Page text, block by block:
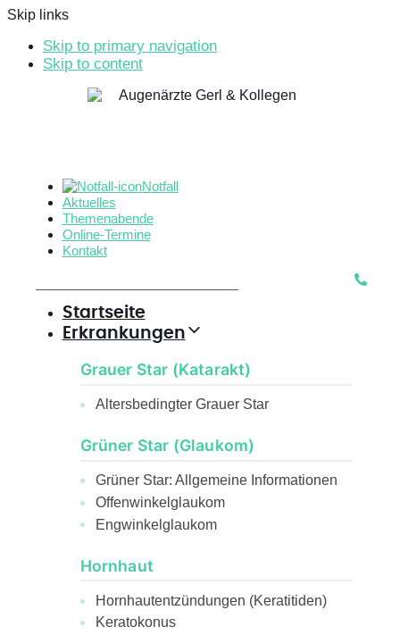
Skip links
Skip to primary navigation
Skip to content
Notfall
Aktuelles
Themenabende
Online-Termine
Kontakt
Startseite
Erkrankungen
Grauer Star (Katarakt)
Altersbedingter Grauer Star
Grüner Star (Glaukom)
Grüner Star: Allgemeine Informationen
Offenwinkelglaukom
Engwinkelglaukom
Hornhaut
Hornhautentzündungen (Keratitiden)
Keratokonus